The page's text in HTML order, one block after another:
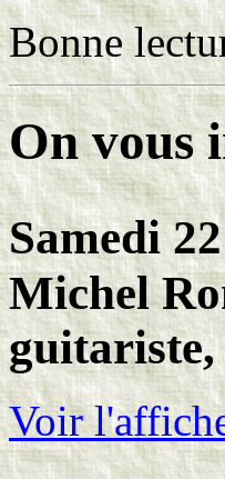
Bonne
On
Samedi
Michel
guitariste,
Voir